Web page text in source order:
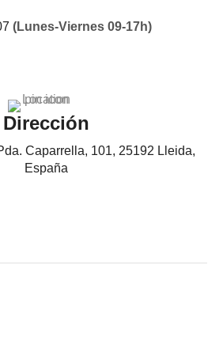
(Lunes-Viernes 09-17h)
Dirección
Caparrella, 101, 25192 Lleida,
España